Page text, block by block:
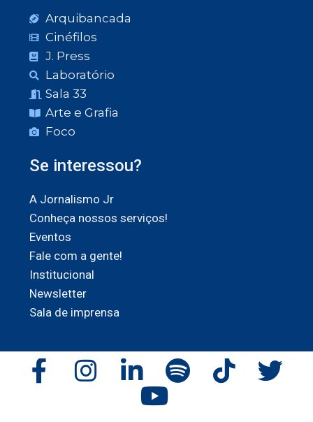
Arquibancada
Cinéfilos
J. Press
Laboratório
Sala 33
Arte e Grafia
Foco
Se interessou?
A Jornalismo Jr
Conheça nossos serviços!
Eventos
Fale com a gente!
Institucional
Newsletter
Sala de imprensa